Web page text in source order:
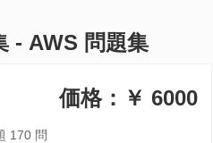
- AWS 問題集
価格：￥ 6000
170 問